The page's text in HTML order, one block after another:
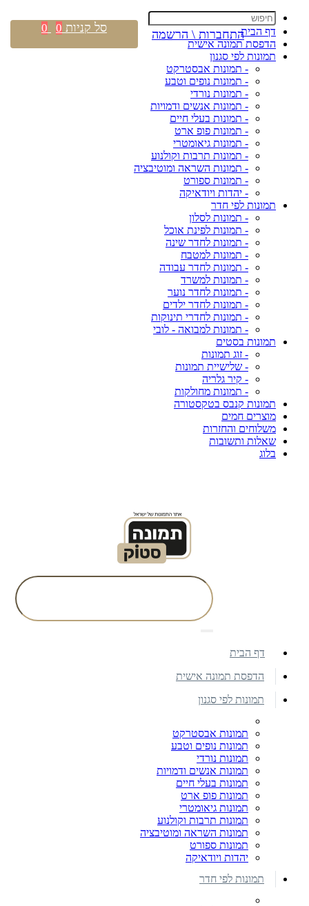
דף הבית
הדפסת תמונה אישית
תמונות לפי סגנון
- תמונות אבסטרקט
- תמונות נופים וטבע
- תמונות נורדי
- תמונות אנשים ודמויות
- תמונות בעלי חיים
- תמונות פופ ארט
- תמונות גיאומטרי
- תמונות תרבות וקולנוע
- תמונות השראה ומוטיבציה
- תמונות ספורט
- יהדות ויודאיקה
תמונות לפי חדר
- תמונות לסלון
- תמונות לפינת אוכל
- תמונות לחדר שינה
- תמונות למטבח
- תמונות לחדר עבודה
- תמונות למשרד
- תמונות לחדר נוער
- תמונות לחדר ילדים
- תמונות לחדרי תינוקות
- תמונות למבואה - לובי
תמונות בסטים
- זוג תמונות
- שלישיית תמונות
- קיר גלריה
- תמונות מחולקות
תמונות קנבס בטקסטורה
מוצרים חמים
משלוחים והחזרות
שאלות ותשובות
בלוג
התחברות \ הרשמה סל קניות 0
0
דף הבית
הדפסת תמונה אישית
תמונות לפי סגנון
תמונות אבסטרקט
תמונות נופים וטבע
תמונות נורדי
תמונות אנשים ודמויות
תמונות בעלי חיים
תמונות פופ ארט
תמונות גיאומטרי
תמונות תרבות וקולנוע
תמונות השראה ומוטיבציה
תמונות ספורט
יהדות ויודאיקה
תמונות לפי חדר